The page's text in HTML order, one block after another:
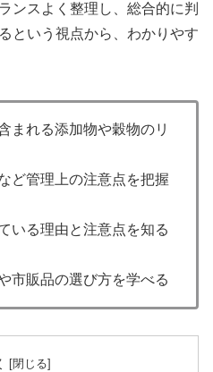
ンスよく整理し、総合的に判
という視点から、わかりやす
まれる添加物や穀物のリ
ど管理上の注意点を把握
いる理由と注意点を知る
市販品の選び方を学べる